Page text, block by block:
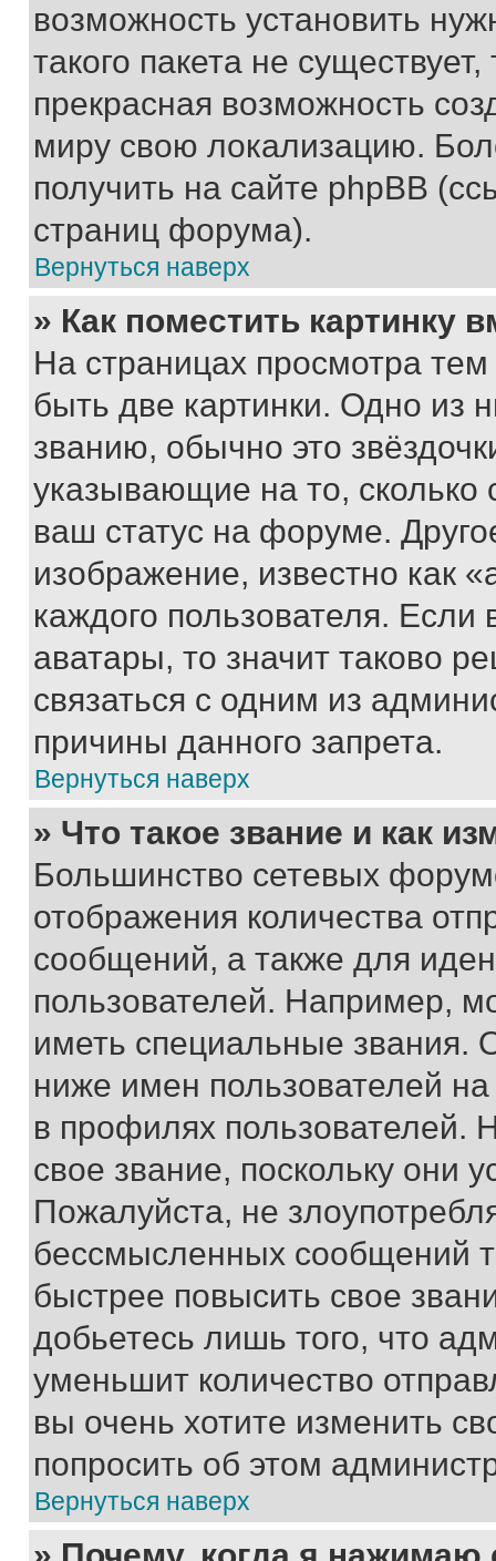
возможность установить
такого пакета не
прекрасная возможность
миру свою локализацию.
получить на сайте phpBB
страниц форума).
Вернуться наверх
» Как поместить картинку
На страницах просмотра
быть две картинки. Одно из
званию, обычно это
указывающие на то,
ваш статус на форуме.
изображение, известно как
каждого пользователя.
аватары, то значит таково
связаться с одним из
причины данного запрета.
Вернуться наверх
» Что такое звание и как
Большинство сетевых
отображения количества
сообщений, а также для
пользователей. Например,
иметь специальные звания.
ниже имен пользователей
в профилях
свое звание, поскольку они
Пожалуйста, не
бессмысленных сообщений
быстрее повысить свое
добьетесь лишь того, что
уменьшит количество
вы очень хотите изменить
попросить об этом
Вернуться наверх